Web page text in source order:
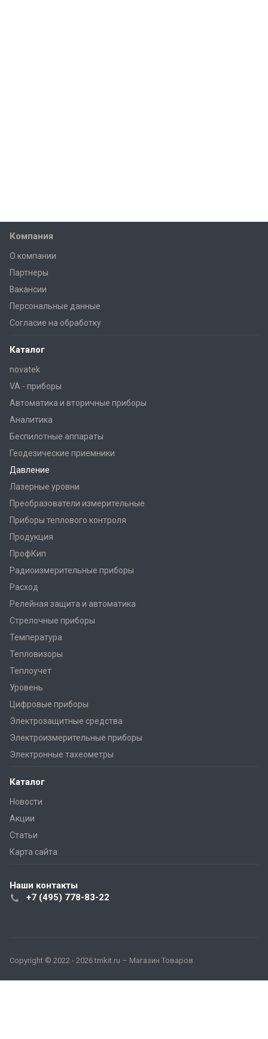
Компания
О компании
Партнеры
Вакансии
Персональные данные
Согласие на обработку
Каталог
novatek
VA - приборы
Автоматика и вторичные приборы
Аналитика
Беспилотные аппараты
Геодезические приемники
Давление
Лазерные уровни
Преобразователи измерительные
Приборы теплового контроля
Продукция
ПрофКип
Радиоизмерительные приборы
Расход
Релейная защита и автоматика
Стрелочные приборы
Температура
Тепловизоры
Теплоучет
Уровень
Цифровые приборы
Электрозащитные средства
Электроизмерительные приборы
Электронные тахеометры
Каталог
Новости
Акции
Статьи
Карта сайта
Наши контакты
+7 (495) 778-83-22
Copyright © 2022 - 2026 tmkit.ru – Магазин Товаров